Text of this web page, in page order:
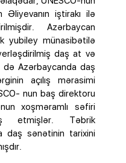
Əliyevanın iştirakı ilə
Azərbaycan
yubiley münasibətilə
daş at və
Azərbaycanda daş
açılış mərasimi
nun baş direktoru
xoşməramlı səfiri
etmişlər. Təbrik
daş sənətinin tarixini